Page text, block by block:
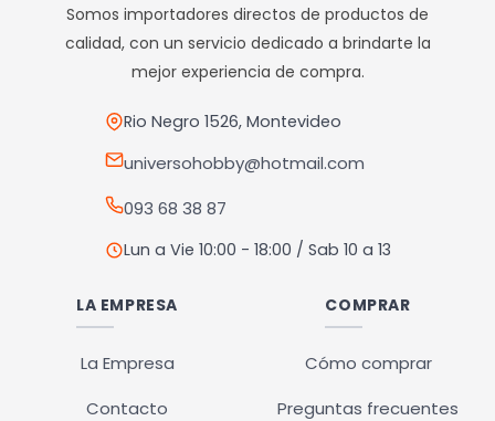
se
pueden
en
la
de
producto
Somos importadores directos de productos de
calidad, con un servicio dedicado a brindarte la
mejor experiencia de compra.
Rio Negro 1526, Montevideo
universohobby@hotmail.com
093 68 38 87
Lun a Vie 10:00 - 18:00 / Sab 10 a 13
LA EMPRESA
La Empresa
Contacto
COMPRAR
Cómo comprar
Preguntas frecuentes